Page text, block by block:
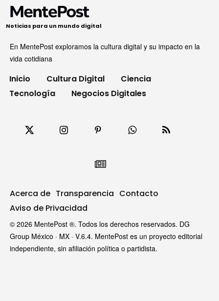
Noticias para un mundo digital
En MentePost exploramos la cultura digital y su impacto en la
vida cotidiana
Inicio Cultura Digital
Ciencia
Tecnología
Negocios Digitales
Acerca de Transparencia Contacto
Aviso de Privacidad
© 2026 MentePost ®. Todos los derechos reservados. DG
Group México · MX · V.6.4. MentePost es un proyecto editorial
independiente, sin afiliación política o partidista.